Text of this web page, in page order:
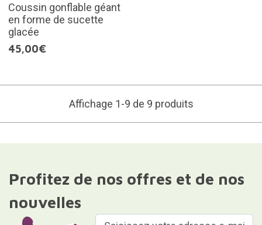
Coussin gonflable géant
en forme de sucette
glacée
45,00€
Affichage 1-9 de 9 produits
Profitez de nos offres et de nos
nouvelles